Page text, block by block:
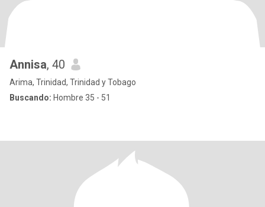
Annisa, 40
Arima, Trinidad, Trinidad y Tobago
Buscando: Hombre 35 - 51